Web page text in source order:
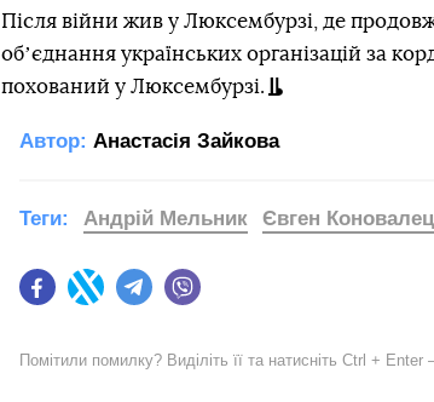
Після війни жив у Люксембурзі, де
обʼєднання українських організацій за
похований у Люксембурзі.
Автор: Анастасія Зайкова
FacebookTwitter Telegram
Теги: Андрій Мельник Євген
Помітили помилку? Виділіть її та натисніть Ctrl + Enter